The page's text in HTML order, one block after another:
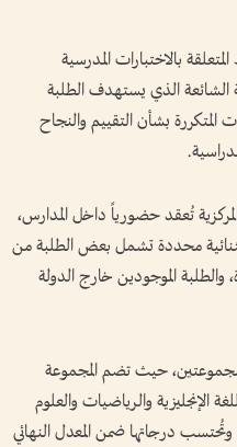
بالاختبارات المدرسية
الشائعة الذي يستهدف الطلبة
المتكررة بشأن التقييم والنجاح
تُعقد حضورياً داخل المدارس،
محددة تشمل بعض الطلبة من
والطلبة الموجودين خارج الدولة
مجموعتين، حيث تضم المجموعة
الإنجليزية والرياضيات والعلوم
وتُحتسب درجاتها ضمن المعدل النهائي